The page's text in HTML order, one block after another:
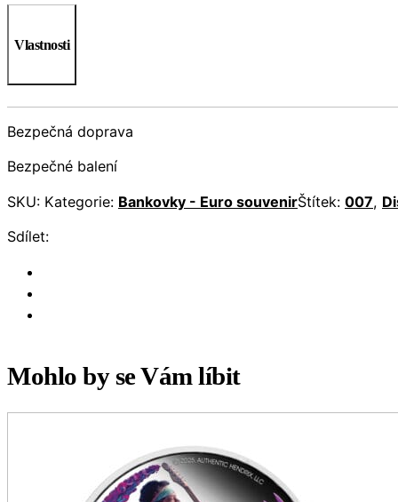
Vlastnosti
Bezpečná doprava
Bezpečné balení
SKU: Kategorie: Bankovky - Euro souvenirŠtítek: 007,
Sdílet:
Mohlo by se Vám líbit